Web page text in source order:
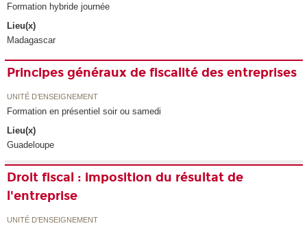
Formation hybride journée
Lieu(x)
Madagascar
Principes généraux de fiscalité des entreprises
UNITÉ D’ENSEIGNEMENT
Formation en présentiel soir ou samedi
Lieu(x)
Guadeloupe
Droit fiscal : imposition du résultat de
l'entreprise
UNITÉ D’ENSEIGNEMENT